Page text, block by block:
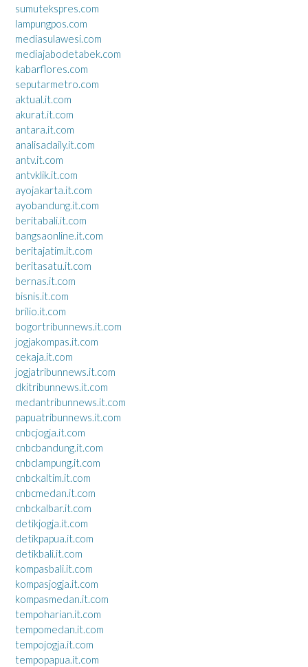
sumutekspres.com
lampungpos.com
mediasulawesi.com
mediajabodetabek.com
kabarflores.com
seputarmetro.com
aktual.it.com
akurat.it.com
antara.it.com
analisadaily.it.com
antv.it.com
antvklik.it.com
ayojakarta.it.com
ayobandung.it.com
beritabali.it.com
bangsaonline.it.com
beritajatim.it.com
beritasatu.it.com
bernas.it.com
bisnis.it.com
brilio.it.com
bogortribunnews.it.com
jogjakompas.it.com
cekaja.it.com
jogjatribunnews.it.com
dkitribunnews.it.com
medantribunnews.it.com
papuatribunnews.it.com
cnbcjogja.it.com
cnbcbandung.it.com
cnbclampung.it.com
cnbckaltim.it.com
cnbcmedan.it.com
cnbckalbar.it.com
detikjogja.it.com
detikpapua.it.com
detikbali.it.com
kompasbali.it.com
kompasjogja.it.com
kompasmedan.it.com
tempoharian.it.com
tempomedan.it.com
tempojogja.it.com
tempopapua.it.com